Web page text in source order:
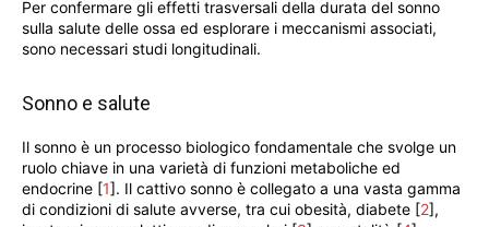
Per confermare gli effetti trasversali della durata del sonno
sulla salute delle ossa ed esplorare i meccanismi associati,
sono necessari studi longitudinali.
Sonno e salute
Il sonno è un processo biologico fondamentale che svolge un
ruolo chiave in una varietà di funzioni metaboliche ed
endocrine [1]. Il cattivo sonno è collegato a una vasta gamma
di condizioni di salute avverse, tra cui obesità, diabete [2],